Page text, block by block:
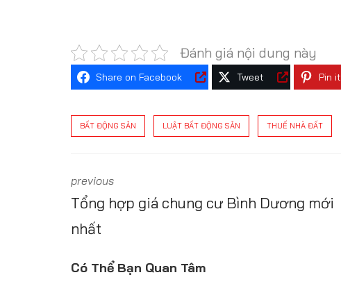
Đánh giá nội dung này
Share on Facebook Tweet Pin it
BẤT ĐỘNG SẢN LUẬT BẤT ĐỘNG SẢN THUẾ NHÀ ĐẤT
previous
Tổng hợp giá chung cư Bình Dương mới
nhất
Có Thể Bạn Quan Tâm